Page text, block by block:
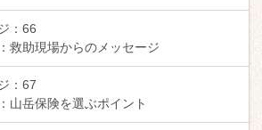
： 66
救助現場からのメッセージ
： 67
山岳保険を選ぶポイント